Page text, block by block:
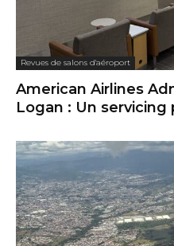
Revues de salons d'aéroport
American Airlines
Logan : Un